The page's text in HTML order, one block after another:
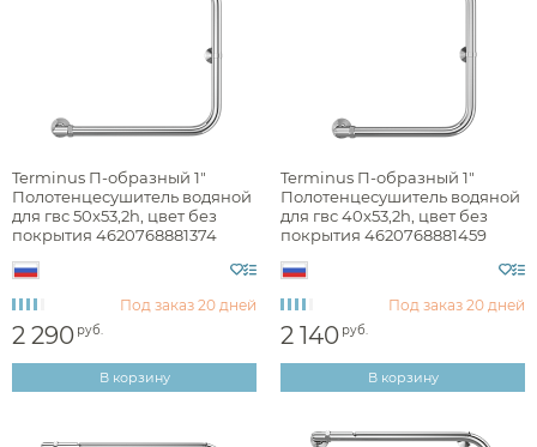
Terminus П-образный 1"
Полотенцесушитель водяной
для гвс 50x53,2h, цвет без
покрытия 4620768881374
Под заказ 20 дней
2 290 руб.
В корзину
Terminus П-образный 1"
Полотенцесушитель водяной
для гвс 40x53,2h, цвет без
покрытия 4620768881459
Под заказ 20 дней
2 140 руб.
В корзину